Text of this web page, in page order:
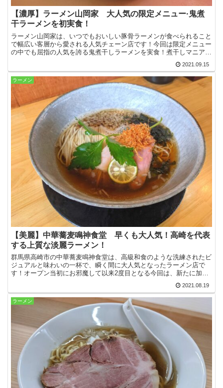
【濃厚】ラーメン山岡家 大人気の限定メニュー·鬼煮
干ラーメンを初実食！
ラーメン山岡家は、いつでもおいしい豚骨ラーメンが食べられること
で幅広い客層から愛される人気チェーン店です！今回は限定メニュー
の中でも屈指の人気を誇る鬼煮干しラーメンを実食！煮干しマニアも
2021.09.15
ラーメン
【美麗】中華蕎麦鳴神食堂 早くも大人気！高崎を代表
する上質な淡麗ラーメン！
群馬県高崎市の中華蕎麦鳴神食堂は、高級和食のような洗練されたビ
ジュアルと味わいの一杯で、瞬く間に大人気となったラーメン店で
す！オープン当初にお邪魔して以来2度目となる今回は、新たに加わ
2021.08.19
ラーメン